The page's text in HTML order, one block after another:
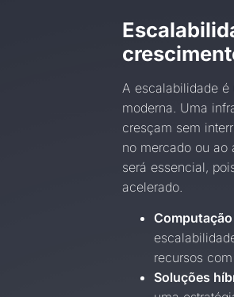
A escalabilidade é
moderna. Uma
cresçam sem
no mercado ou ao
será essencial,
acelerado.
recursos
Soluções